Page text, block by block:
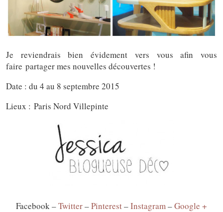
Je reviendrais bien évidement vers vous afin vous
faire partager mes nouvelles découvertes !
Date : du 4 au 8 septembre 2015
Lieux : Paris Nord Villepinte
Facebook –Twitter–Pinterest–Instagram–Google +